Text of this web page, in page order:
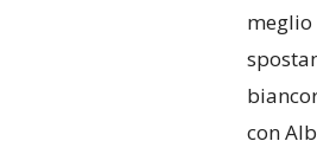
meglio
con